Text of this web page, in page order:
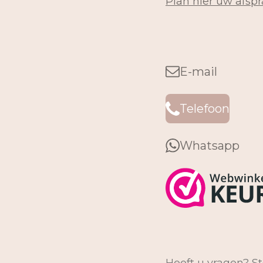
E-mail
Telefoon
Whatsapp